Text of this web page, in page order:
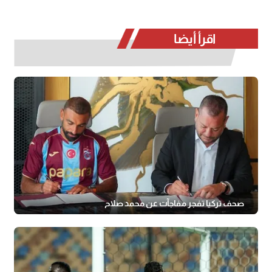
اقرأ أيضا
صحف تركيا تفجر مفاجآت عن محمد صلاح